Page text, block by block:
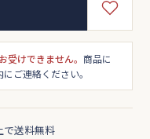
受けできません。商品に
ご連絡ください。
で送料無料